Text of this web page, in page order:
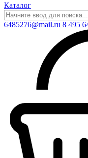
Каталог
6485276@mail.ru 8 495